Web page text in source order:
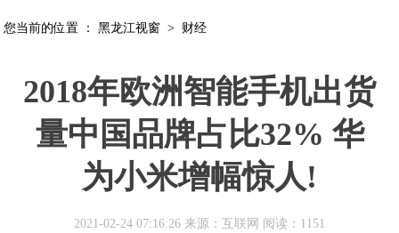
您当前的位置 ：黑龙江视窗 > 财经
2018年欧洲智能手机出货
量中国品牌占比32% 华
为小米增幅惊人!
2021-02-24 07:16:26 来源：互联网 阅读：1151